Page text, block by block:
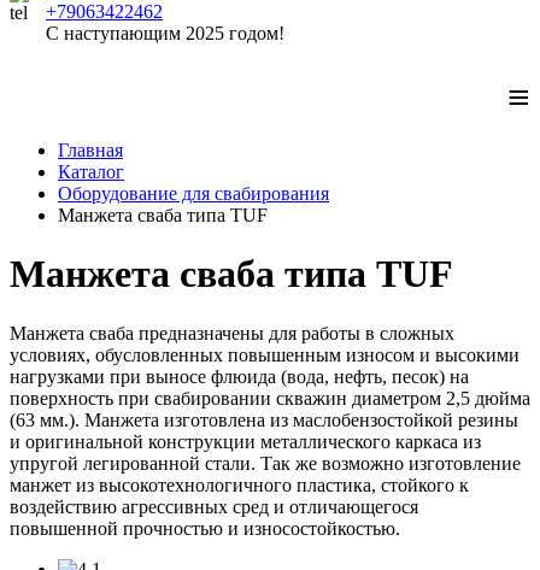
+79063422462
С наступающим 2025 годом!
≡
Главная
Каталог
Оборудование для свабирования
Манжета сваба типа TUF
Манжета сваба типа TUF
Манжета сваба предназначены для работы в сложных
условиях, обусловленных повышенным износом и высокими
нагрузками при выносе флюида (вода, нефть, песок) на
поверхность при свабировании скважин диаметром 2,5 дюйма
(63 мм.). Манжета изготовлена из маслобензостойкой резины
и оригинальной конструкции металлического каркаса из
упругой легированной стали. Так же возможно изготовление
манжет из высокотехнологичного пластика, стойкого к
воздействию агрессивных сред и отличающегося
повышенной прочностью и износостойкостью.